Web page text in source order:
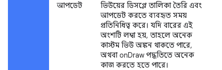
আপডেট
ভিউয়ের ডিসপ্লে তালিকা তৈরি এবং
আপডেট করতে ব্যবহৃত সময়
প্রতিনিধিত্ব করে। যদি বারের এই
অংশটি লম্বা হয়, তাহলে অনেক
কাস্টম ভিউ অঙ্কন থাকতে পারে,
অথবা onDraw পদ্ধতিতে অনেক
কাজ করতে হতে পারে।